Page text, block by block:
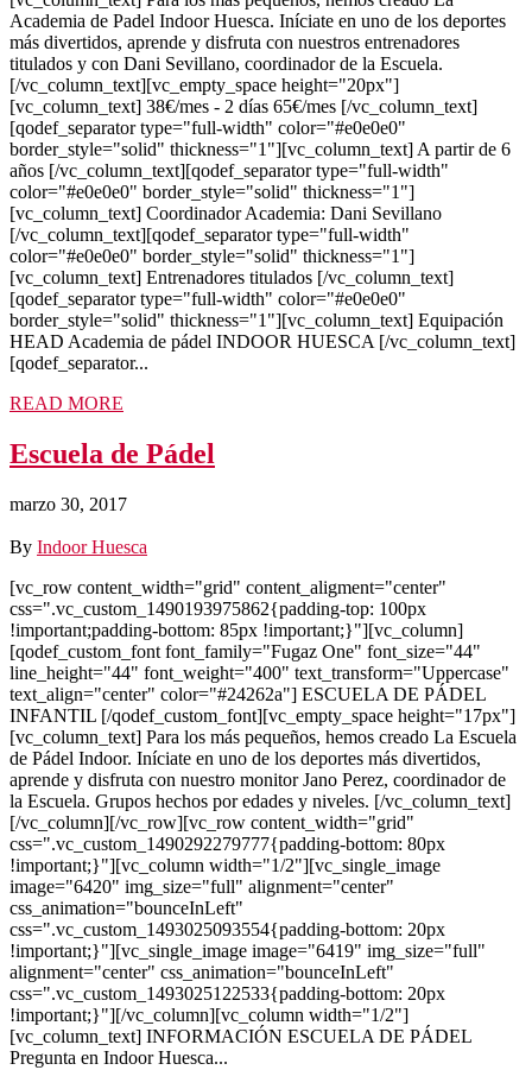
Academia de Padel Indoor Huesca. Iníciate en uno de los deportes
más divertidos, aprende y disfruta con nuestros entrenadores
titulados y con Dani Sevillano, coordinador de la Escuela.
[/vc_column_text][vc_empty_space height="20px"]
[vc_column_text] 38€/mes - 2 días 65€/mes [/vc_column_text]
[qodef_separator type="full-width" color="#e0e0e0"
border_style="solid" thickness="1"][vc_column_text] A partir de 6
años [/vc_column_text][qodef_separator type="full-width"
color="#e0e0e0" border_style="solid" thickness="1"]
[vc_column_text] Coordinador Academia: Dani Sevillano
[/vc_column_text][qodef_separator type="full-width"
color="#e0e0e0" border_style="solid" thickness="1"]
[vc_column_text] Entrenadores titulados [/vc_column_text]
[qodef_separator type="full-width" color="#e0e0e0"
border_style="solid" thickness="1"][vc_column_text] Equipación
HEAD Academia de pádel INDOOR HUESCA [/vc_column_text]
[qodef_separator...
READ MORE
Escuela de Pádel
marzo 30, 2017
By Indoor Huesca
[vc_row content_width="grid" content_aligment="center"
css=".vc_custom_1490193975862{padding-top: 100px
!important;padding-bottom: 85px !important;}"][vc_column]
[qodef_custom_font font_family="Fugaz One" font_size="44"
line_height="44" font_weight="400" text_transform="Uppercase"
text_align="center" color="#24262a"] ESCUELA DE PÁDEL
INFANTIL [/qodef_custom_font][vc_empty_space height="17px"]
[vc_column_text] Para los más pequeños, hemos creado La Escuela
de Pádel Indoor. Iníciate en uno de los deportes más divertidos,
aprende y disfruta con nuestro monitor Jano Perez, coordinador de
la Escuela. Grupos hechos por edades y niveles. [/vc_column_text]
[/vc_column][/vc_row][vc_row content_width="grid"
css=".vc_custom_1490292279777{padding-bottom: 80px
!important;}"][vc_column width="1/2"][vc_single_image
image="6420" img_size="full" alignment="center"
css_animation="bounceInLeft"
css=".vc_custom_1493025093554{padding-bottom: 20px
!important;}"][vc_single_image image="6419" img_size="full"
alignment="center" css_animation="bounceInLeft"
css=".vc_custom_1493025122533{padding-bottom: 20px
!important;}"][/vc_column][vc_column width="1/2"]
[vc_column_text] INFORMACIÓN ESCUELA DE PÁDEL
Pregunta en Indoor Huesca...